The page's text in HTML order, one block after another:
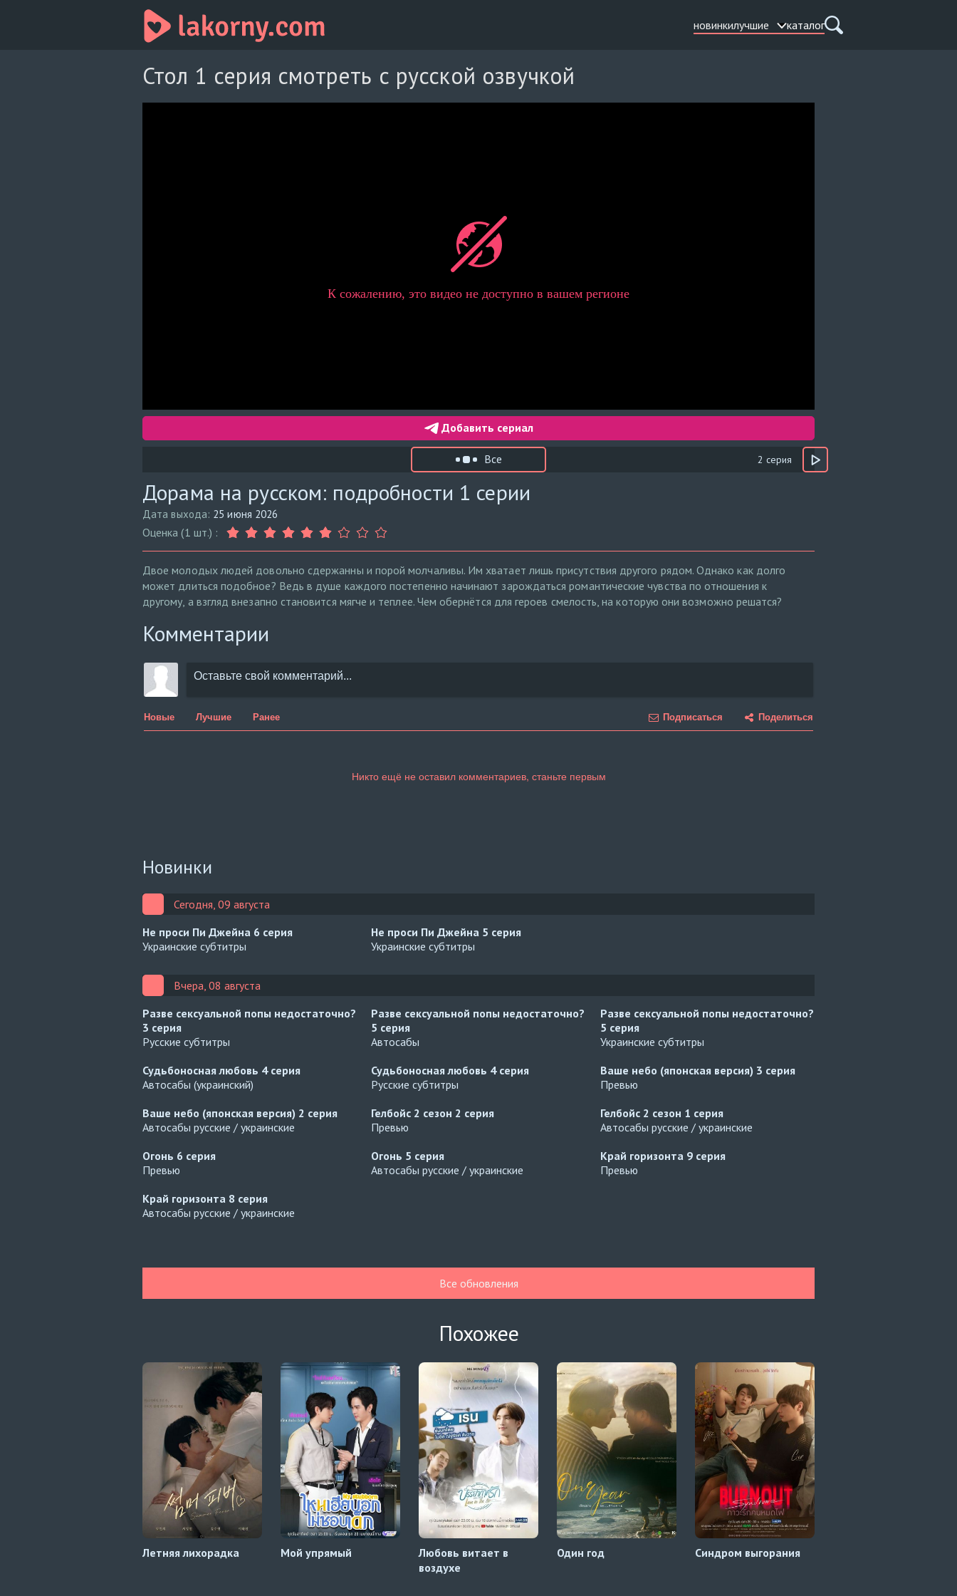
новинкилучшие каталог
Стол 1 серия смотреть с русской озвучкой
Добавить сериал
Все 2 серия
Дорама на русском: подробности 1 серии
Дата выхода: 25 июня 2026
Оценка (1 шт.) :
Двое молодых людей довольно сдержанны и порой молчаливы. Им хватает лишь присутствия другого рядом. Однако как долго
может длиться подобное? Ведь в душе каждого постепенно начинают зарождаться романтические чувства по отношения к
другому, а взгляд внезапно становится мягче и теплее. Чем обернётся для героев смелость, на которую они возможно решатся?
Комментарии
Новые Лучшие Ранее Подписаться Поделиться
Новинки
Сегодня, 09 августа
Не проси Пи Джейна 6 серия
Украинские субтитры
Не проси Пи Джейна 5 серия
Украинские субтитры
Вчера, 08 августа
Разве сексуальной попы недостаточно?
3 серия
Русские субтитры
Разве сексуальной попы недостаточно?
5 серия
Автосабы
Разве сексуальной попы недостаточно?
5 серия
Украинские субтитры
Судьбоносная любовь 4 серия
Автосабы (украинский)
Судьбоносная любовь 4 серия
Русские субтитры
Ваше небо (японская версия) 3 серия
Превью
Ваше небо (японская версия) 2 серия
Автосабы русские / украинские
Гелбойс 2 сезон 2 серия
Превью
Гелбойс 2 сезон 1 серия
Автосабы русские / украинские
Огонь 6 серия
Превью
Огонь 5 серия
Автосабы русские / украинские
Край горизонта 9 серия
Превью
Край горизонта 8 серия
Автосабы русские / украинские
Все обновления
Похожее
Летняя лихорадка Мой упрямый
Любовь витает в
воздухе
Один год Синдром выгорания